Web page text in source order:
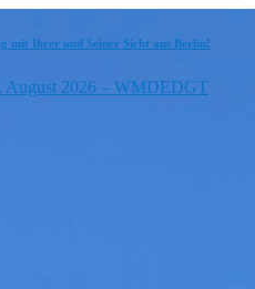
mit Ihrer und Seiner Sicht aus Berlin!
August 2026 – WMDEDGT